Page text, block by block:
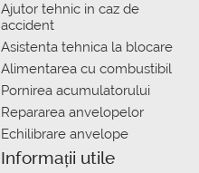
Ajutor tehnic in caz de
accident
Asistenta tehnica la blocare
Alimentarea cu combustibil
Pornirea acumulatorului
Repararea anvelopelor
Echilibrare anvelope
Informații utile